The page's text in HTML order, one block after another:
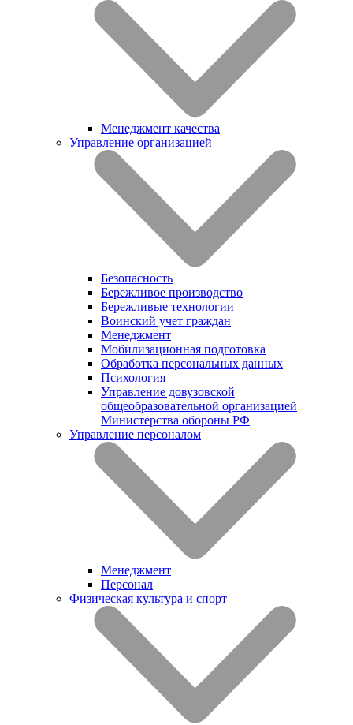
Менеджмент качества
Управление организацией
Безопасность
Бережливое производство
Бережливые технологии
Воинский учет граждан
Менеджмент
Мобилизационная подготовка
Обработка персональных данных
Психология
Управление довузовской
общеобразовательной организацией
Министерства обороны РФ
Управление персоналом
Менеджмент
Персонал
Физическая культура и спорт